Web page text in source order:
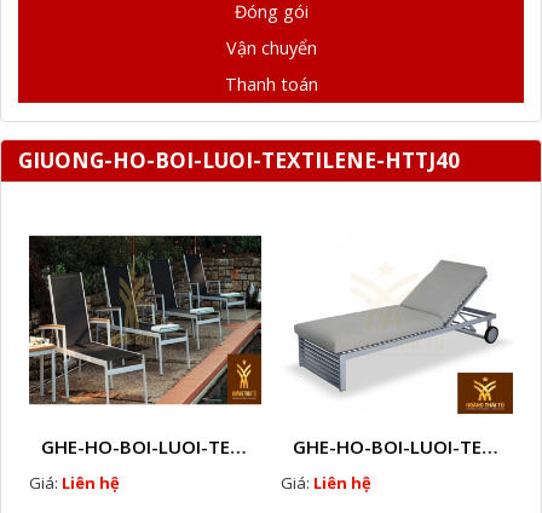
Đóng gói
Vận chuyển
Thanh toán
GIUONG-HO-BOI-LUOI-TEXTILENE-HTTJ40
GHE-HO-BOI-LUOI-TEXTILENE-HTTJ16E
Giá: Liên hệ
GHE-HO-BOI-LUOI-TEXTILENE-HTTJ14
Giá: Liên hệ